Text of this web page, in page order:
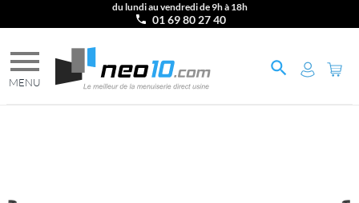
du lundi au vendredi de 9h à 18h
01 69 80 27 40